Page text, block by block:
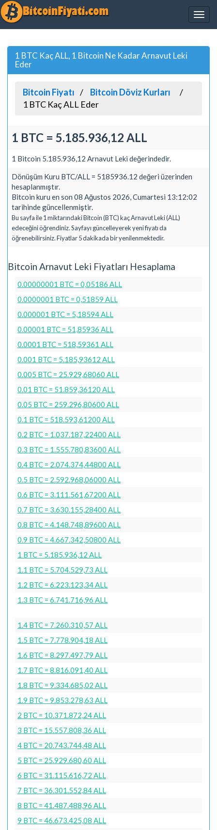
1 BTC Kaç ALL, 1 Bitcoin Ne Kadar Arnavut Leki
Eder
Bitcoin Fiyatı
Bitcoin Döviz Kurları
1 BTC Kaç ALL Eder
1 BTC = 5.185.936,12 ALL
1 Bitcoin 5.185.936,12 Arnavut Leki değerindedir.
Dönüşüm Kuru BTC/ALL = 5185936.12 değeri üzerinden
hesaplanmıştır.
Bitcoin kuru en son 08 Ağustos 2026, Cumartesi 13:12:02
tarihinde güncellenmiştir.
Bu sayfa ile 1 miktarındaki Bitcoin (BTC) kaç Arnavut Leki (ALL)
edeceğini öğrendiniz. Sayfayı güncelleyerek yeni fiyatı da
öğrenebilirsiniz. Fiyatlar 5 dakikada bir yenilenmektedir.
Bitcoin Arnavut Leki Fiyatları Hesaplama
0.00000001 BTC = 0,05186 ALL
0.0000001 BTC = 0,51859 ALL
0.000001 BTC = 5,18594 ALL
0.00001 BTC = 51,85936 ALL
0.0001 BTC = 518,59361 ALL
0.001 BTC = 5.185,93612 ALL
0.005 BTC = 25.929,68060 ALL
0.01 BTC = 51.859,36120 ALL
0.05 BTC = 259.296,80600 ALL
0.1 BTC = 518.593,61200 ALL
0.2 BTC = 1.037.187,22400 ALL
0.3 BTC = 1.555.780,83600 ALL
0.4 BTC = 2.074.374,44800 ALL
0.5 BTC = 2.592.968,06000 ALL
0.6 BTC = 3.111.561,67200 ALL
0.7 BTC = 3.630.155,28400 ALL
0.8 BTC = 4.148.748,89600 ALL
0.9 BTC = 4.667.342,50800 ALL
1 BTC = 5.185.936,12 ALL
1.1 BTC = 5.704.529,73 ALL
1.2 BTC = 6.223.123,34 ALL
1.3 BTC = 6.741.716,96 ALL
1.4 BTC = 7.260.310,57 ALL
1.5 BTC = 7.778.904,18 ALL
1.6 BTC = 8.297.497,79 ALL
1.7 BTC = 8.816.091,40 ALL
1.8 BTC = 9.334.685,02 ALL
1.9 BTC = 9.853.278,63 ALL
2 BTC = 10.371.872,24 ALL
3 BTC = 15.557.808,36 ALL
4 BTC = 20.743.744,48 ALL
5 BTC = 25.929.680,60 ALL
6 BTC = 31.115.616,72 ALL
7 BTC = 36.301.552,84 ALL
8 BTC = 41.487.488,96 ALL
9 BTC = 46.673.425,08 ALL